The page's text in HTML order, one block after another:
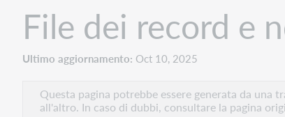
File dei record e
Ultimo aggiornamento Oct 10, 2025
Questa pagina potrebbe essere generata da una
all'altro. In caso di dubbi, consultare la pagina